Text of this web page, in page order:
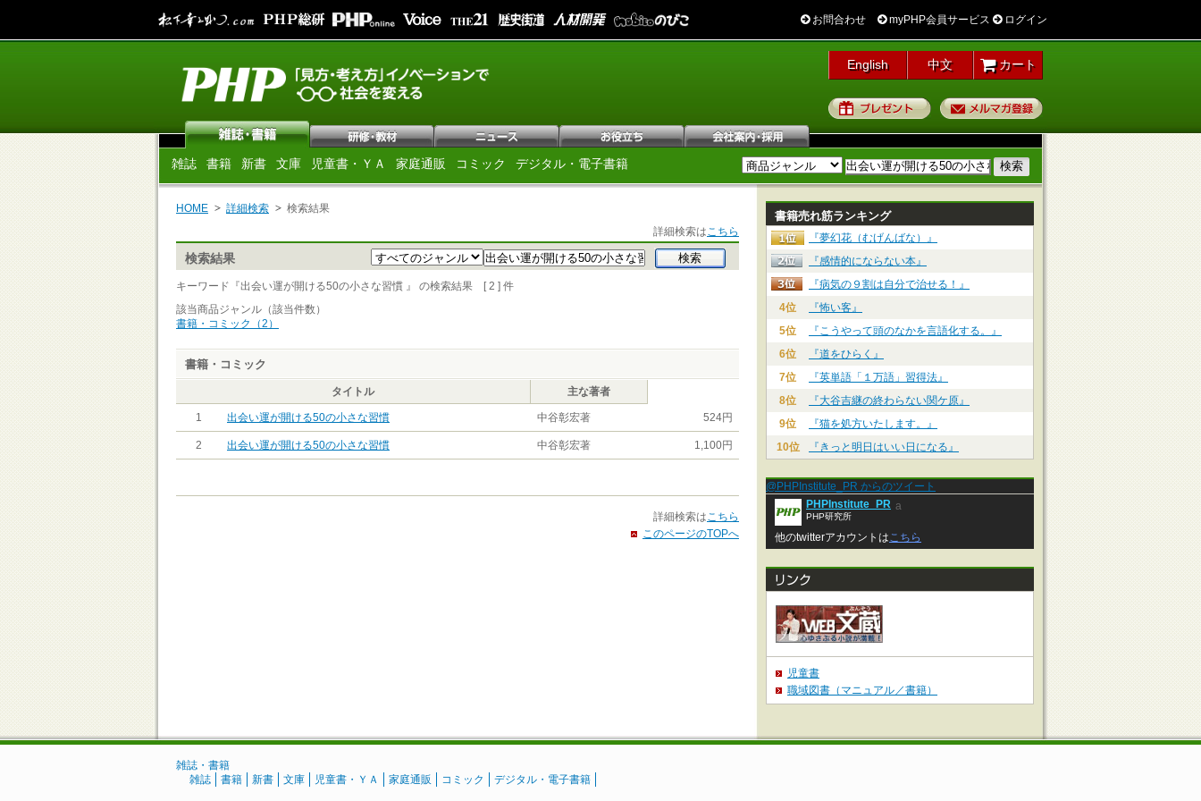
お問合わせ myPHP会員サービス ログイン
English 中文 カート
プレゼント
雑誌 書籍 新書 文庫 児童書・ＹＡ 家庭通販 コミック デジタル・電子書籍
HOME 詳細検索
検索結果
詳細検索はこちら
検索結果
キーワード『出会い運が開ける50の小さな習慣 』 の検索結果 [ 2 ] 件
該当商品ジャンル（該当件数）
書籍・コミック（2）
書籍・コミック
タイトル 主な著者
1 出会い運が開ける50の小さな習慣 中谷彰宏著 524円
2 出会い運が開ける50の小さな習慣 中谷彰宏著 1,100円
詳細検索はこちら
このページのTOPへ
書籍売れ筋ランキング
『夢幻花（むげんばな）』
『感情的にならない本』
『病気の９割は自分で治せる！』
4位
『怖い客』
5位
『こうやって頭のなかを言語化する。』
6位
『道をひらく』
7位
『英単語「１万語」習得法』
8位
『大谷吉継の終わらない関ケ原』
9位
『猫を処方いたします。』
10位
『きっと明日はいい日になる』
@PHPInstitute_PR からのツイート
PHPInstitute_PR
PHP研究所
a
他のtwitterアカウントはこちら
児童書
職域図書（マニュアル／書籍）
雑誌・書籍
雑誌
書籍 新書 文庫 児童書・ＹＡ 家庭通販 コミック デジタル・電子書籍